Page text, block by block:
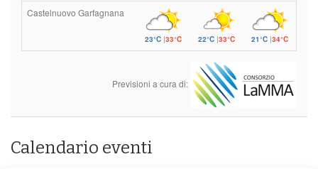
Castelnuovo Garfagnana
23°C|33°C 22°C|33°C 21°C |34°C
Previsioni a cura di:
Calendario eventi